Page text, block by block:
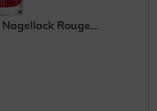
Rouge...